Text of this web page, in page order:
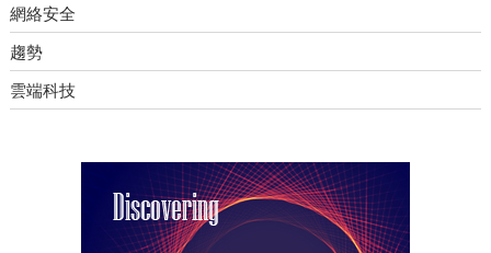
網絡安全
趨勢
雲端科技